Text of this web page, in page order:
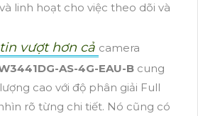
linh hoạt cho việc theo dõi và
vượt hơn cả camera
AS-4G-EAU-B cung
cao với độ phân giải Full
rõ từng chi tiết. Nó cũng có